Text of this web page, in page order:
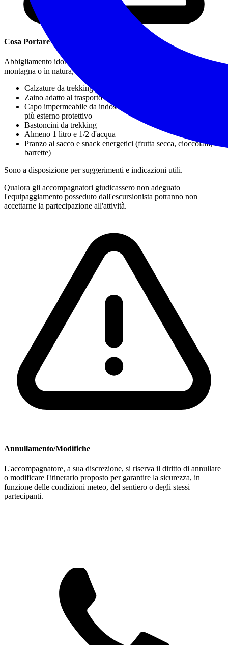
Cosa Portare / Abbigliamento
Abbigliamento idoneo a una escursione e alla permanenza in
montagna o in natura, in particolare:
Calzature da trekking
Zaino adatto al trasporto del necessario per la giornata
Capo impermeabile da indossare all'occorrenza come strato
più esterno protettivo
Bastoncini da trekking
Almeno 1 litro e 1/2 d'acqua
Pranzo al sacco e snack energetici (frutta secca, cioccolata,
barrette)
Sono a disposizione per suggerimenti e indicazioni utili.
Qualora gli accompagnatori giudicassero non adeguato
l'equipaggiamento posseduto dall'escursionista potranno non
accettarne la partecipazione all'attività.
Annullamento/Modifiche
L'accompagnatore, a sua discrezione, si riserva il diritto di annullare
o modificare l'itinerario proposto per garantire la sicurezza, in
funzione delle condizioni meteo, del sentiero o degli stessi
partecipanti.